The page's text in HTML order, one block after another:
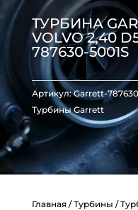
ТУРБИНА
VOLVO 2,40
787630-5001S
Артикул:Garrett-
Турбины Garrett
Главная/Турбины /